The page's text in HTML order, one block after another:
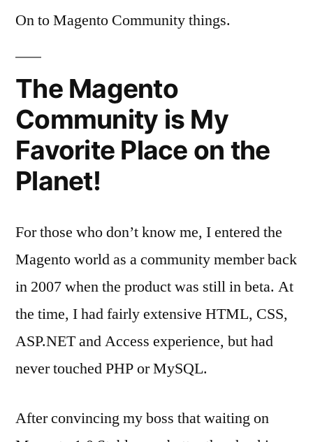
On to Magento Community things.
The Magento
Community is My
Favorite Place on the
Planet!
For those who don’t know me, I entered the
Magento world as a community member back
in 2007 when the product was still in beta. At
the time, I had fairly extensive HTML, CSS,
ASP.NET and Access experience, but had
never touched PHP or MySQL.
After convincing my boss that waiting on